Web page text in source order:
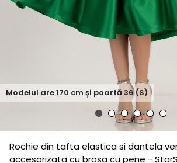
Modelul are170 cm și poartă 36 (S)
Rochie din tafta elastica si dantela
accesorizata cu brosa cu pene -